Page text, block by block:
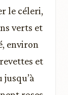
le céleri,
verts et
environ
et